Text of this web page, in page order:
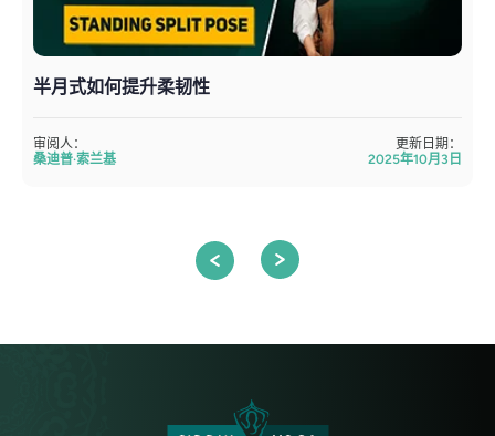
半月式如何提升柔韧性
审阅人：
桑迪普·索兰基
更新日期：
2025年10月3日